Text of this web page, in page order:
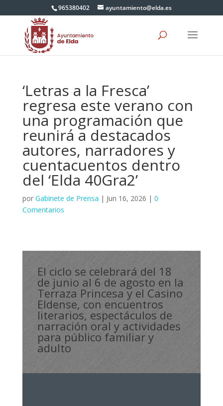
965380402 ayuntamiento@elda.es
‘Letras a la Fresca’
regresa este verano con
una programación que
reunirá a destacados
autores, narradores y
cuentacuentos dentro
del ‘Elda 40Gra2’
por Gabinete de Prensa | Jun 16, 2026 | 0
Comentarios
El ciclo se celebrará del 18
de junio al 6 de agosto en la
Terraza Princesa y el Casino
Eldense, con encuentros
literarios, espectáculos de
narración oral y actividades
para público familiar y
adulto